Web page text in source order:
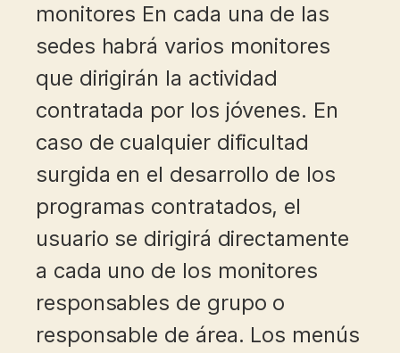
monitores En cada una de las
sedes habrá varios monitores
que dirigirán la actividad
contratada por los jóvenes. En
caso de cualquier dificultad
surgida en el desarrollo de los
programas contratados, el
usuario se dirigirá directamente
a cada uno de los monitores
responsables de grupo o
responsable de área. Los menús